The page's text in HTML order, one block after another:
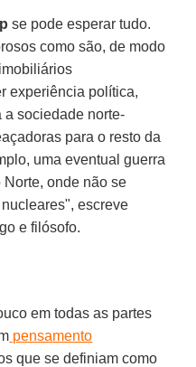
se pode esperar tudo.
como são, de modo
experiência política,
a sociedade norte-
para o resto da
uma eventual guerra
onde não se
escreve
e filósofo.
em todas as partes
pensamento
que se definiam como